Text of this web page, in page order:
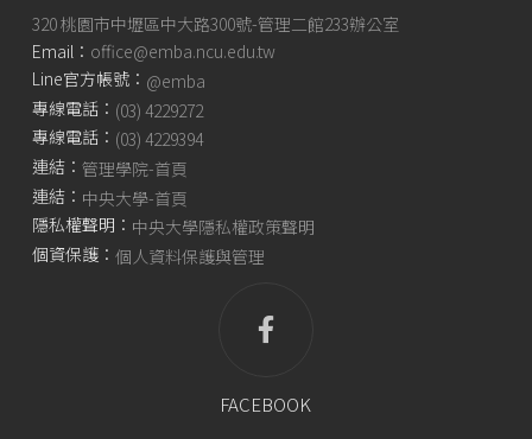
320 桃園市中壢區中大路300號-管理二館233辦公室
Email： office@emba.ncu.edu.tw
Line官方帳號： @emba
專線電話： (03) 4229272
專線電話： (03) 4229394
連結： 管理學院-首頁
連結： 中央大學-首頁
隱私權聲明： 中央大學隱私權政策聲明
個資保護： 個人資料保護與管理
FACEBOOK